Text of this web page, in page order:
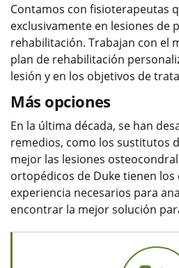
Contamos con fisioterapeutas
exclusivamente en lesiones de
rehabilitación. Trabajan con el
plan de rehabilitación
lesión y en los objetivos de
Más opciones
En la última década, se han
remedios, como los sustitutos
mejor las lesiones
ortopédicos de Duke tienen los
experiencia necesarios para
encontrar la mejor solución